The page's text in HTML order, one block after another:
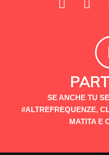
SE ANCHE TU
#ALTREFREQUENZE,
MATITA E